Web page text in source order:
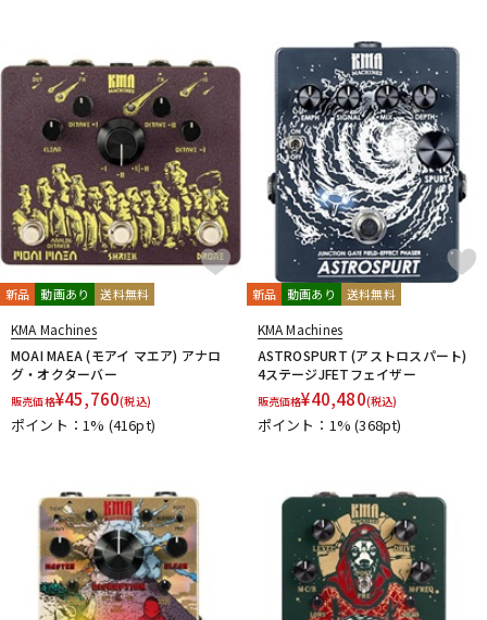
新品 動画あり 送料無料
KMA Machines
MOAI MAEA (モアイ マエア) アナロ
グ・オクターバー
販売価格¥45,760(税込)
ポイント：1% (416pt)
新品 動画あり 送料無料
KMA Machines
ASTROSPURT (アストロスパート)
4ステージJFETフェイザー
販売価格¥40,480(税込)
ポイント：1%(368pt)